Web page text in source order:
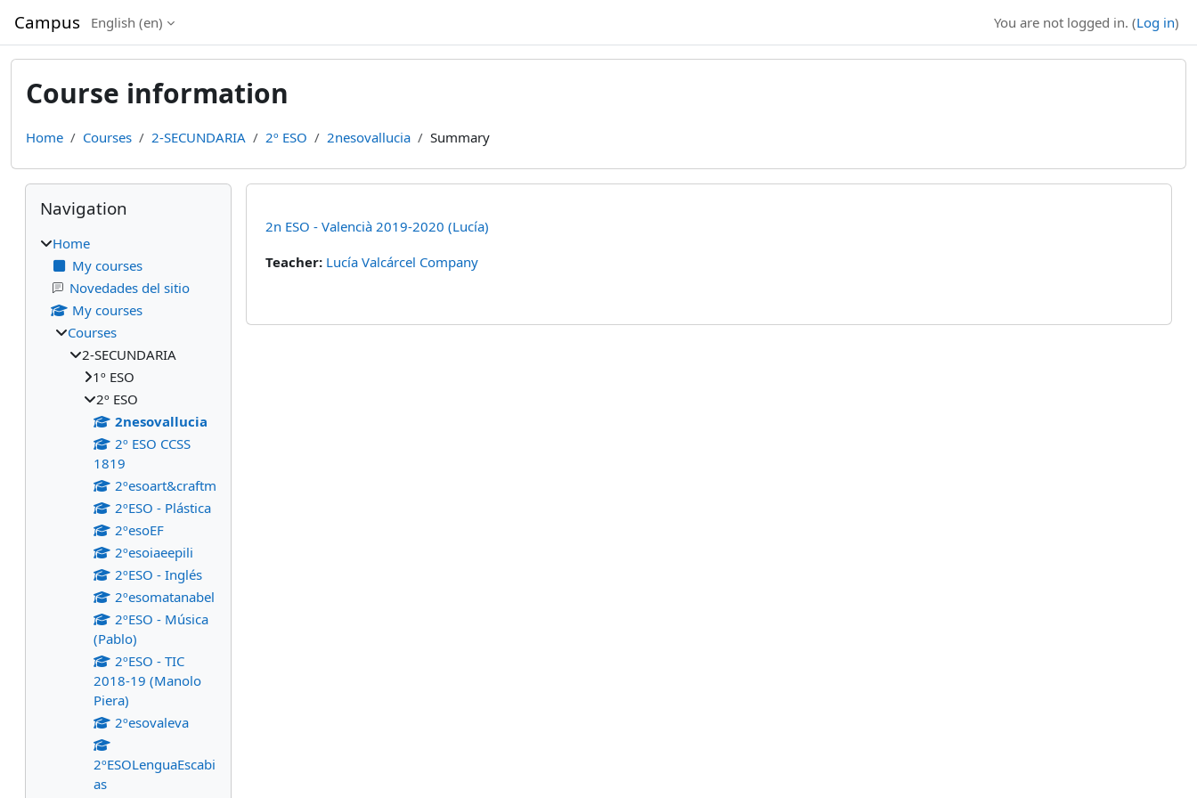
Campus English ‎(en)‎ You are not logged in. (Log in)
Course information
Home Courses 2-SECUNDARIA 2º ESO 2nesovallucia Summary
2n ESO - Valencià 2019-2020 (Lucía)
Teacher: Lucía Valcárcel Company
Blocks
Skip Navigation
Navigation
Home
My courses
Novedades del sitio
My courses
Courses
2-SECUNDARIA
1º ESO
2º ESO
2nesovallucia
2º ESO CCSS
1819
2ºesoart&craftm
2ºESO - Plástica
2ºesoEF
2ºesoiaeepili
2ºESO - Inglés
2ºesomatanabel
2ºESO - Música
(Pablo)
2ºESO - TIC
2018-19 (Manolo
Piera)
2ºesovaleva
2ºESOLenguaEscabi
as